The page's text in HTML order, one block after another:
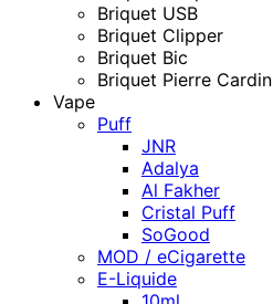
Briquet USB
Briquet Clipper
Briquet Bic
Briquet Pierre Cardin
Vape
Puff
JNR
Adalya
Al Fakher
Cristal Puff
SoGood
MOD / eCigarette
E-Liquide